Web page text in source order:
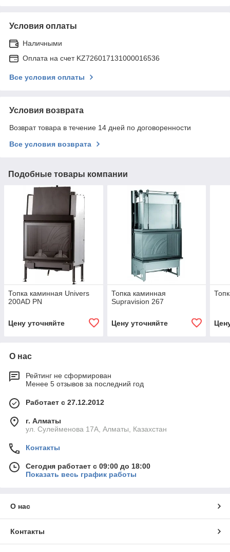
Условия оплаты
Наличными
Оплата на счет KZ726017131000016536
Все условия оплаты
Условия возврата
Возврат товара в течение 14 дней по договоренности
Все условия возврата
Подобные товары компании
Топка каминная Univers
200AD PN
Цену уточняйте
Топка каминная
Supravision 267
Цену уточняйте
О нас
Рейтинг не сформирован
Менее 5 отзывов за последний год
Работает с 27.12.2012
г. Алматы
ул. Сулейменова 17А, Алматы, Казахстан
Контакты
Сегодня работает с 09:00 до 18:00
Показать весь график работы
О нас
Контакты